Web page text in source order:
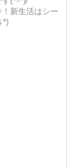
新生活はシー